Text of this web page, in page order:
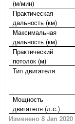
(м/мин)
Практическая
дальность (км)
Максимальная
дальность (км)
Практический
потолок (м)
Тип двигателя
Мощность
двигателя (л.с.)
Изменено 8 Jan 2020